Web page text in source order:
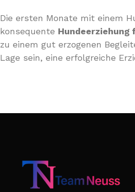
Die ersten Monate mit einem
konsequente Hundeerziehung
zu einem gut erzogenen
Lage sein, eine erfolgreiche